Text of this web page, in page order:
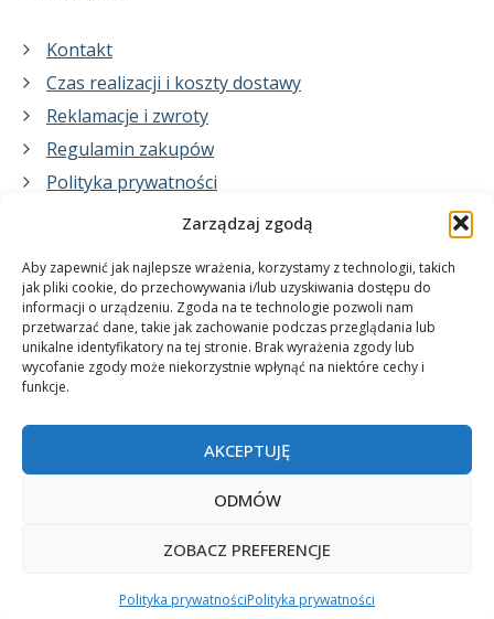
Zarządzaj zgodą
Aby zapewnić jak najlepsze wrażenia, korzystamy z technologii, takich
jak pliki cookie, do przechowywania i/lub uzyskiwania dostępu do
informacji o urządzeniu. Zgoda na te technologie pozwoli nam
przetwarzać dane, takie jak zachowanie podczas przeglądania lub
unikalne identyfikatory na tej stronie. Brak wyrażenia zgody lub
wycofanie zgody może niekorzystnie wpłynąć na niektóre cechy i
funkcje.
AKCEPTUJĘ
ODMÓW
ZOBACZ PREFERENCJE
Polityka prywatnościPolityka prywatności
Kontakt
Czas realizacji i koszty dostawy
Reklamacje i zwroty
Regulamin zakupów
Polityka prywatności
Co zrobimy dla Ciebie:
projekty plakatów na zamówienie
wydrukuj swój plakat
© 2006-2025 Plakatynasciany.pl